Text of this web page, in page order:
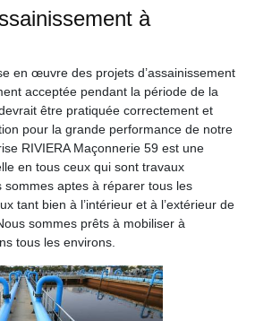
à
en œuvre des projets d’assainissement
acceptée pendant la période de la
être pratiquée correctement et
pour la grande performance de notre
RIVIERA Maçonnerie 59 est une
en tous ceux qui sont travaux
sommes aptes à réparer tous les
tant bien à l’intérieur et à l’extérieur de
sommes prêts à mobiliser à
tous les environs.